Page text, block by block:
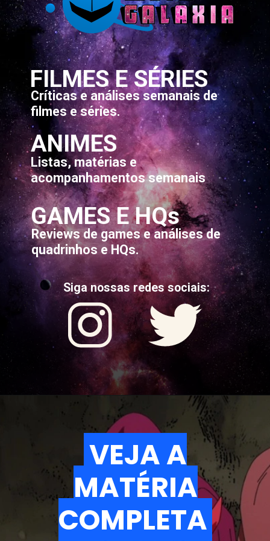
FILMES E SÉRIES
Críticas e análises semanais de
filmes e séries.
ANIMES
Listas, matérias e
acompanhamentos semanais
GAMES E HQs
Reviews de games e análises de
quadrinhos e HQs.
Siga nossas redes sociais:
VEJA A
MATÉRIA
COMPLETA
VEJA A
MATÉRIA
COMPLETA